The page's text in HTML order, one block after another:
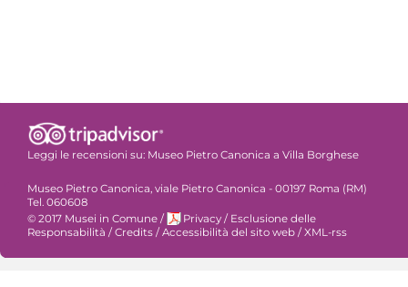
Leggi le recensioni su: Museo Pietro Canonica a Villa Borghese
Museo Pietro Canonica, viale Pietro Canonica - 00197 Roma (RM)
Tel. 060608
© 2017 Musei in Comune / Privacy / Esclusione delle
Responsabilità / Credits / Accessibilità del sito web / XML-rss